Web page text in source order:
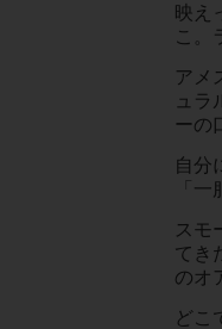
映え
こ。
アメ
ュラ
ーの
自分
「
スモ
てき
のオ
どこ